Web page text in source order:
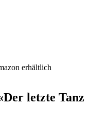
erhältlich
letzte Tanz